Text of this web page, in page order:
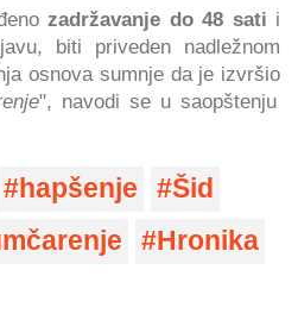
zadržavanje do 48 sati i
biti priveden nadležnom
osnova sumnje da je izvršio
", navodi se u saopštenju
hapšenje
Šid
Hronika